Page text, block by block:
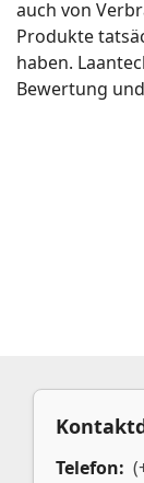
auch von
Produkte
haben.
Bewertung
Telefon: